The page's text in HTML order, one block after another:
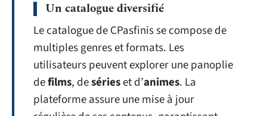
Un catalogue diversifié
Le catalogue de CPasfinis se compose de
multiples genres et formats. Les
utilisateurs peuvent explorer une panoplie
defilms, desérieset d’animes. La
plateforme assure une mise à jour